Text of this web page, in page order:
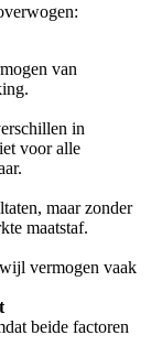
van
in
voor alle
maar zonder
maatstaf.
vermogen vaak
beide factoren